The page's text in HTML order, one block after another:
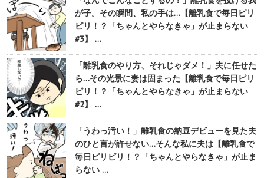
が子。その瞬間、私の手は…【離乳食で毎日ピリ
ピリ！？「ちゃんとやらなきゃ」が止まらない
#3】 …
「離乳食のやり方、それじゃダメ！」夫に任せた
ら…その光景に妻は固まった【離乳食で毎日ピリ
ピリ！？「ちゃんとやらなきゃ」が止まらない
#2】 …
「うわっ汚い！」離乳食の納豆デビューを見た夫
のひと言が許せない…そんな私に夫は【離乳食で
毎日ピリピリ！？「ちゃんとやらなきゃ」が止ま
らない …